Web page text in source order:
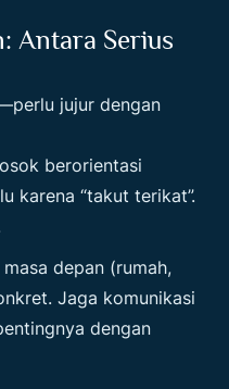
Antara Serius
jujur dengan
berorientasi
karena “takut terikat”.
depan (rumah,
Jaga komunikasi
dengan